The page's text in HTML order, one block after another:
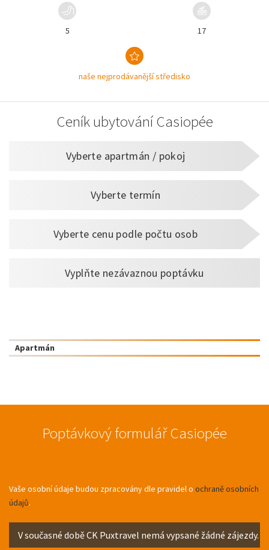
5 17
naše nejprodávanější středisko
Ceník ubytování Casiopée
Vyberte apartmán / pokoj
Vyberte termín
Vyberte cenu podle počtu osob
Vyplňte nezávaznou poptávku
Apartmán
Poptávkový formulář Casiopée
Vaše osobní údaje budou zpracovány dle pravidel o ochraně osobních
údajů.